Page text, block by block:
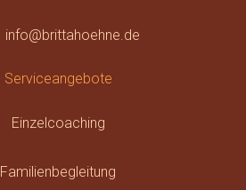
info@brittahoehne.de
Serviceangebote
Einzelcoaching
Familienbegleitung